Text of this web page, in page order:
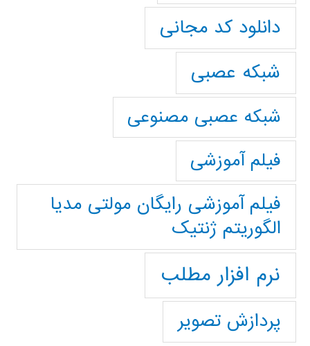
دانلود کد مجانی
شبکه عصبی
شبکه عصبی مصنوعی
فیلم آموزشی
فیلم آموزشی رایگان مولتی مدیا
الگوریتم ژنتیک
نرم افزار مطلب
پردازش تصویر